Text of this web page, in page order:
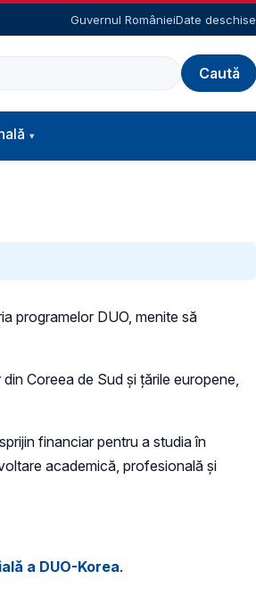
Guvernul RomânieiDate deschise
programelor DUO, menite să
Coreea de Sud și țările europene,
financiar pentru a studia în
academică, profesională și
a DUO-Korea.